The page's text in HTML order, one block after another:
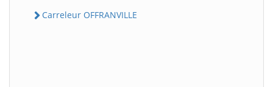
Carreleur OFFRANVILLE